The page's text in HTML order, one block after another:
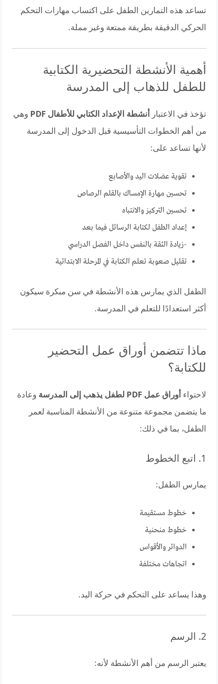
تساعد هذه التمارين الطفل على اكتساب مهارات التحكم
الحركي الدقيقة بطريقة ممتعة وغير مملة.
أهمية الأنشطة التحضيرية الكتابية
للطفل للذهاب إلى المدرسة
تؤخذ في الاعتبارأنشطة الإعداد الكتابي للأطفال PDF
وهي
من أهم الخطوات التأسيسية قبل الدخول إلى المدرسة
لأنها تساعد على:
تقوية عضلات اليد والأصابع
تحسين مهارة الإمساك بالقلم الرصاص
تحسين التركيز والانتباه
إعداد الطفل لكتابة الرسائل فيما بعد
-زيادة الثقة بالنفس داخل الفصل الدراسي
تقليل صعوبة تعلم الكتابة في المرحلة الابتدائية
الطفل الذي يمارس هذه الأنشطة في سن مبكرة سيكون
أكثر استعدادًا للتعلم في المدرسة.
ماذا تتضمن أوراق عمل التحضير
للكتابة؟
لاحتواءأوراق عمل PDF لطفل يذهب إلى المدرسة
وعادة
ما يتضمن مجموعة متنوعة من الأنشطة المناسبة لعمر
الطفل، بما في ذلك:
1. اتبع الخطوط
يمارس الطفل:
خطوط مستقيمة
خطوط منحنية
الدوائر والأقواس
اتجاهات مختلفة
وهذا يساعد على التحكم في حركة اليد.
2. الرسم
يعتبر الرسم من أهم الأنشطة لأنه: